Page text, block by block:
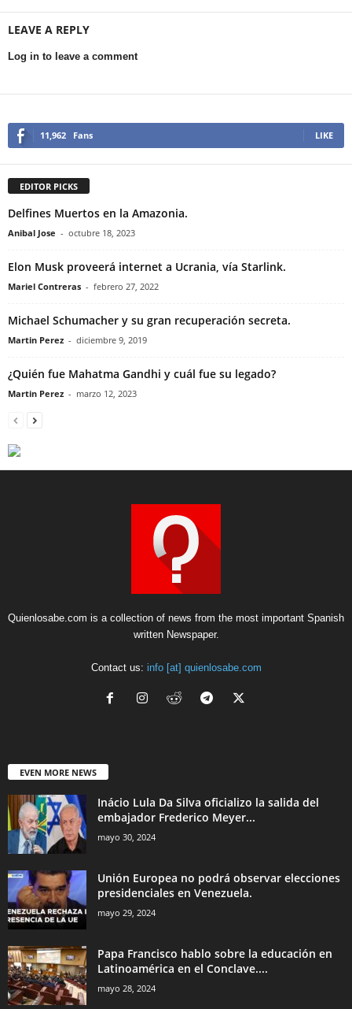
LEAVE A REPLY
Log in to leave a comment
11,962 Fans LIKE
EDITOR PICKS
Delfines Muertos en la Amazonia.
Anibal Jose - octubre 18, 2023
Elon Musk proveerá internet a Ucrania, vía Starlink.
Mariel Contreras - febrero 27, 2022
Michael Schumacher y su gran recuperación secreta.
Martin Perez - diciembre 9, 2019
¿Quién fue Mahatma Gandhi y cuál fue su legado?
Martin Perez - marzo 12, 2023
Quienlosabe.com is a collection of news from the most important Spanish
written Newspaper.
Contact us: info [at] quienlosabe.com
EVEN MORE NEWS
Inácio Lula Da Silva oficializo la salida del
embajador Frederico Meyer...
mayo 30, 2024
Unión Europea no podrá observar elecciones
presidenciales en Venezuela.
mayo 29, 2024
Papa Francisco hablo sobre la educación en
Latinoamérica en el Conclave....
mayo 28, 2024